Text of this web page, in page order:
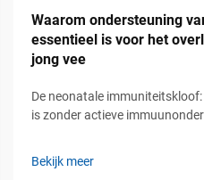
Waarom ondersteuning
essentieel is voor het
jong vee
De neonatale
is zonder actieve
pasgeboren herkauwers ter
Bekijk meer